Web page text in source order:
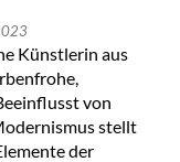
Künstlerin aus
von
stellt
der